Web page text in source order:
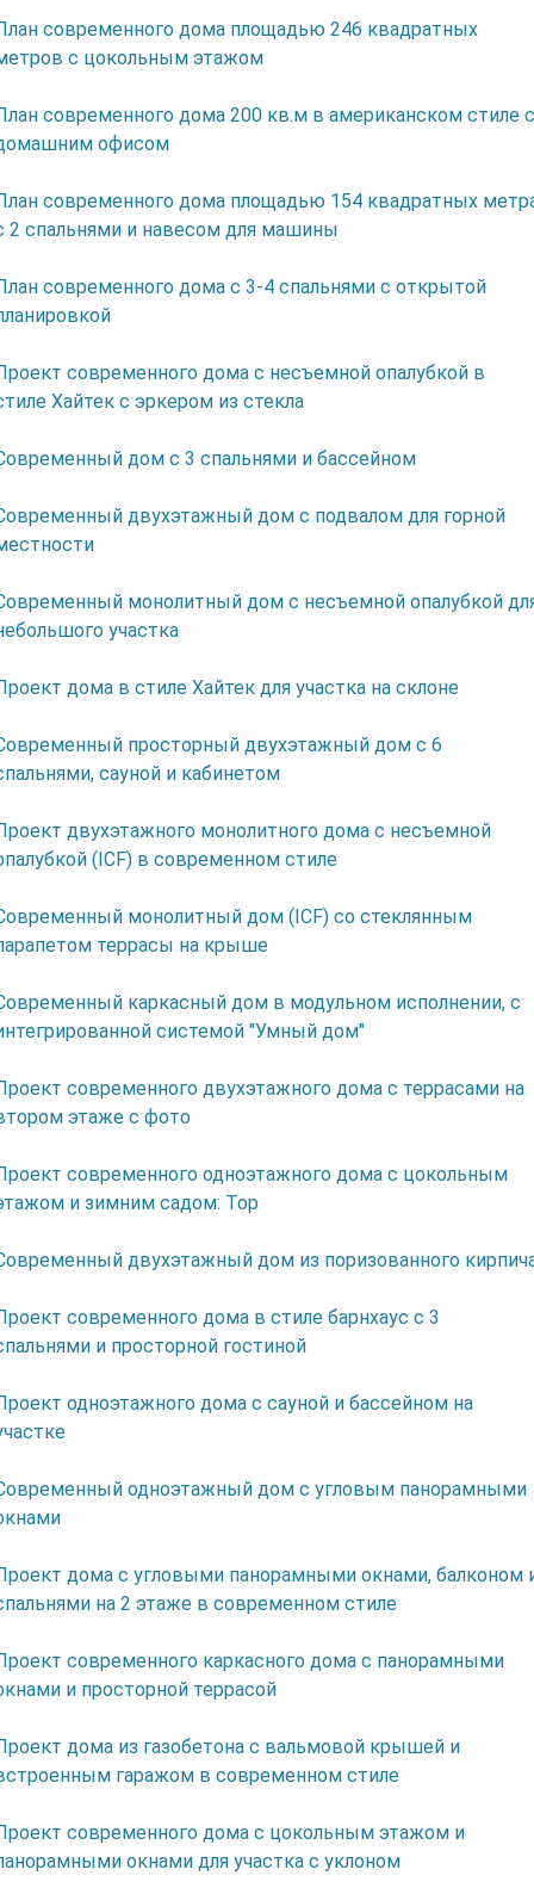
современного дома площадью 246 квадратных
с цокольным этажом
современного дома 200 кв.м в американском стиле с
офисом
современного дома площадью 154 квадратных
2 спальнями и навесом для машины
современного дома с 3-4 спальнями с открытой
современного дома с несъемной опалубкой в
Хайтек с эркером из стекла
дом с 3 спальнями и бассейном
двухэтажный дом с подвалом для горной
монолитный дом с несъемной опалубкой
участка
дома в стиле Хайтек для участка на склоне
просторный двухэтажный дом с 6
сауной и кабинетом
двухэтажного монолитного дома с несъемной
(ICF) в современном стиле
монолитный дом (ICF) со стеклянным
террасы на крыше
каркасный дом в модульном исполнении, с
системой "Умный дом"
современного двухэтажного дома с террасами на
этаже с фото
современного одноэтажного дома с цокольным
и зимним садом: Тор
двухэтажный дом из поризованного
современного дома в стиле барнхаус с 3
и просторной гостиной
одноэтажного дома с сауной и бассейном на
одноэтажный дом с угловым панорамными
дома с угловыми панорамными окнами, балконом
на 2 этаже в современном стиле
современного каркасного дома с панорамными
и просторной террасой
дома из газобетона с вальмовой крышей и
гаражом в современном стиле
современного дома с цокольным этажом и
окнами для участка с уклоном